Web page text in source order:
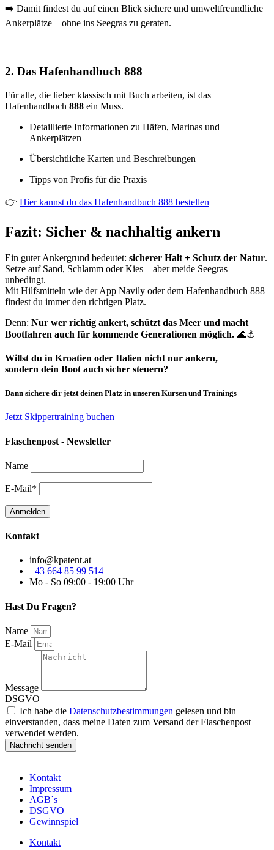
➡️ Damit findest du auf einen Blick sichere und umweltfreundliche
Ankerplätze – ohne ins Seegras zu geraten.
2. Das Hafenhandbuch 888
Für alle, die lieber klassisch mit Buch arbeiten, ist das
Hafenhandbuch 888 ein Muss.
Detaillierte Informationen zu Häfen, Marinas und
Ankerplätzen
Übersichtliche Karten und Beschreibungen
Tipps von Profis für die Praxis
👉 Hier kannst du das Hafenhandbuch 888 bestellen
Fazit: Sicher & nachhaltig ankern
Ein guter Ankergrund bedeutet: sicherer Halt + Schutz der Natur.
Setze auf Sand, Schlamm oder Kies – aber meide Seegras
unbedingt.
Mit Hilfsmitteln wie der App Navily oder dem Hafenhandbuch 888
findest du immer den richtigen Platz.
Denn: Nur wer richtig ankert, schützt das Meer und macht
Bootfahren auch für kommende Generationen möglich. 🌊⚓️
Willst du in Kroatien oder Italien nicht nur ankern,
sondern dein Boot auch sicher steuern?
Dann sichere dir jetzt deinen Platz in unseren Kursen und Trainings
Jetzt Skippertraining buchen
Flaschenpost - Newsletter
Name
E-Mail*
Kontakt
info@kpatent.at
+43 664 85 99 514
Mo - So 09:00 - 19:00 Uhr
Hast Du Fragen?
Name
E-Mail
Message
DSGVO
Ich habe die Datenschutzbestimmungen gelesen und bin
einverstanden, dass meine Daten zum Versand der Flaschenpost
verwendet werden.
Nachricht senden
Kontakt
Impressum
AGB´s
DSGVO
Gewinnspiel
Kontakt